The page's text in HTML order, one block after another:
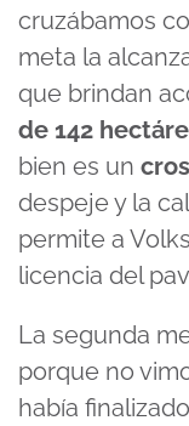
cruzábamos
meta la
que brindan
de 142
bien es un
despeje y la
permite a
licencia del
La segunda
porque no
había